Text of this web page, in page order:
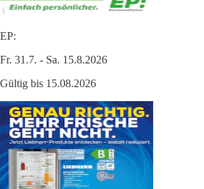
EP:
Fr. 31.7. - Sa. 15.8.2026
Gültig bis 15.08.2026